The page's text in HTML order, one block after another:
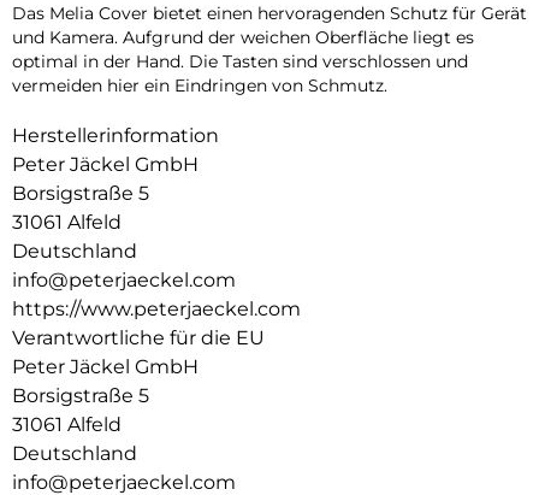
Das Melia Cover bietet einen hervoragenden Schutz für Gerät
und Kamera. Aufgrund der weichen Oberfläche liegt es
optimal in der Hand. Die Tasten sind verschlossen und
vermeiden hier ein Eindringen von Schmutz.
Herstellerinformation
Peter Jäckel GmbH
Borsigstraße 5
31061 Alfeld
Deutschland
info@peterjaeckel.com
https://www.peterjaeckel.com
Verantwortliche für die EU
Peter Jäckel GmbH
Borsigstraße 5
31061 Alfeld
Deutschland
info@peterjaeckel.com